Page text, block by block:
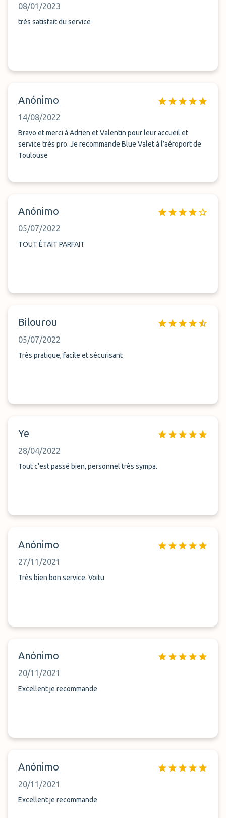
08/01/2023
très satisfait du service
Anónimo
14/08/2022
Bravo et merci à Adrien et Valentin pour leur accueil et
service très pro. Je recommande Blue Valet à l’aéroport de
Toulouse
Anónimo
05/07/2022
TOUT ÉTAIT PARFAIT
Bilourou
05/07/2022
Très pratique, facile et sécurisant
Ye
28/04/2022
Tout c'est passé bien, personnel très sympa.
Anónimo
27/11/2021
Très bien bon service. Voitu
Anónimo
20/11/2021
Excellent je recommande
Anónimo
20/11/2021
Excellent je recommande